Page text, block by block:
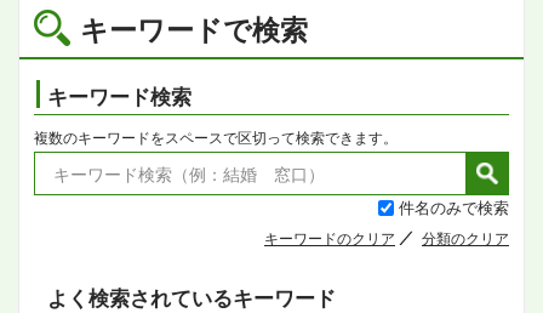
キーワードで検索
キーワード検索
複数のキーワードをスペースで区切って検索できます。
件名のみで検索
キーワードのクリア 分類のクリア
よく検索されているキーワード